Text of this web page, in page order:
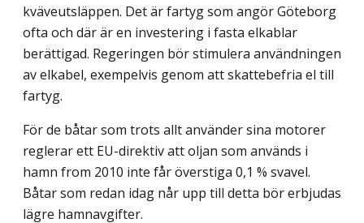
kväveutsläppen. Det är fartyg som angör Göteborg
ofta och där är en investering i fasta elkablar
berättigad. Regeringen bör stimulera användningen
av elkabel, exempelvis genom att skattebefria el till
fartyg.
För de båtar som trots allt använder sina motorer
reglerar ett EU-direktiv att oljan som används i
hamn from 2010 inte får överstiga 0,1 % svavel.
Båtar som redan idag når upp till detta bör erbjudas
lägre hamnavgifter.